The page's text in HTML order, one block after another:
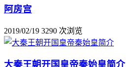
阿房宫
2019/02/19 3290 次浏览
大秦王朝开国皇帝秦始皇简介